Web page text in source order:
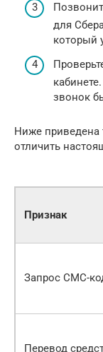
для
который
звонок
Ниже приведена
отличить
Признак
Запрос СМС-
Перевод